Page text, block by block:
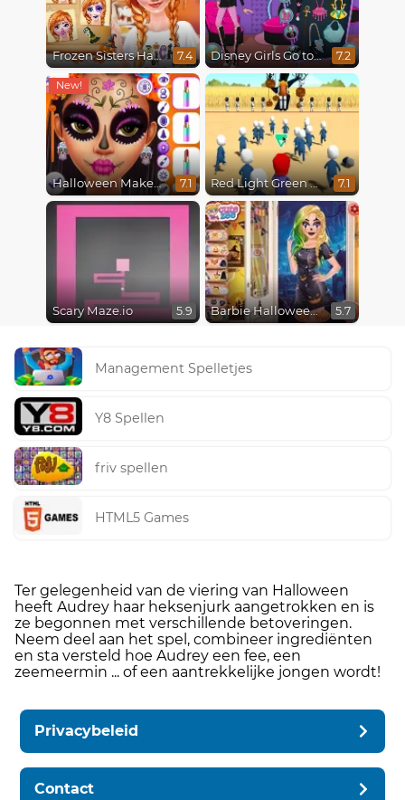
Frozen Sisters Halloween Party 7.4 Disney Girls Go to Monster High 2 7.2
Halloween Makeup Trends 7.1 Red Light Green Light 7.1
Scary Maze.io 5.9 Barbie Halloween Trick or Treat 5.7
Management Spelletjes
Y8 Spellen
friv spellen
HTML5 Games
Ter gelegenheid van de viering van Halloween
heeft Audrey haar heksenjurk aangetrokken en is
ze begonnen met verschillende betoveringen.
Neem deel aan het spel, combineer ingrediënten
en sta versteld hoe Audrey een fee, een
zeemeermin ... of een aantrekkelijke jongen wordt!
Privacybeleid
Contact